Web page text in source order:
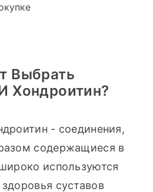
Выбрать
Хондроитин?
- соединения,
содержащиеся в
используются
суставов